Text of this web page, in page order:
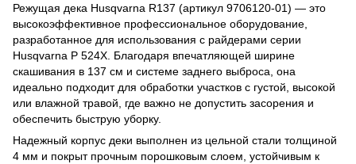
Режущая дека Husqvarna R137 (артикул 9706120-01) — это
высокоэффективное профессиональное оборудование,
разработанное для использования с райдерами серии
Husqvarna P 524X. Благодаря впечатляющей ширине
скашивания в 137 см и системе заднего выброса, она
идеально подходит для обработки участков с густой, высокой
или влажной травой, где важно не допустить засорения и
обеспечить быструю уборку.
Надежный корпус деки выполнен из цельной стали толщиной
4 мм и покрыт прочным порошковым слоем, устойчивым к